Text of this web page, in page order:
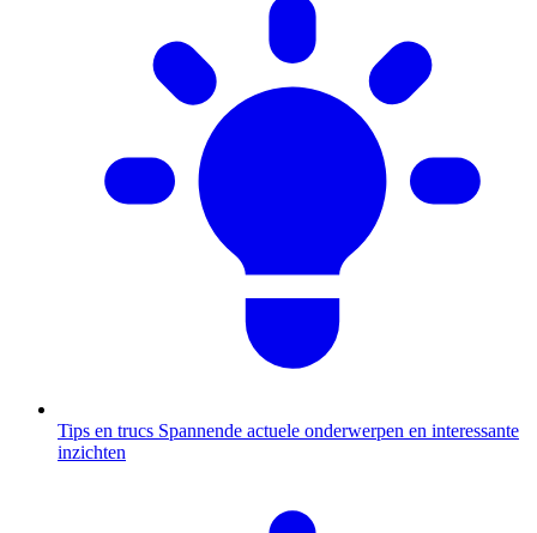
Tips en trucs Spannende actuele onderwerpen en interessante
inzichten